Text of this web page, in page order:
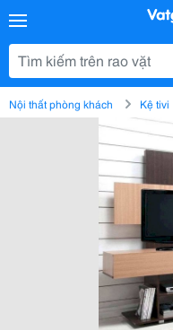
Nội thất phòng khách Kệ tivi